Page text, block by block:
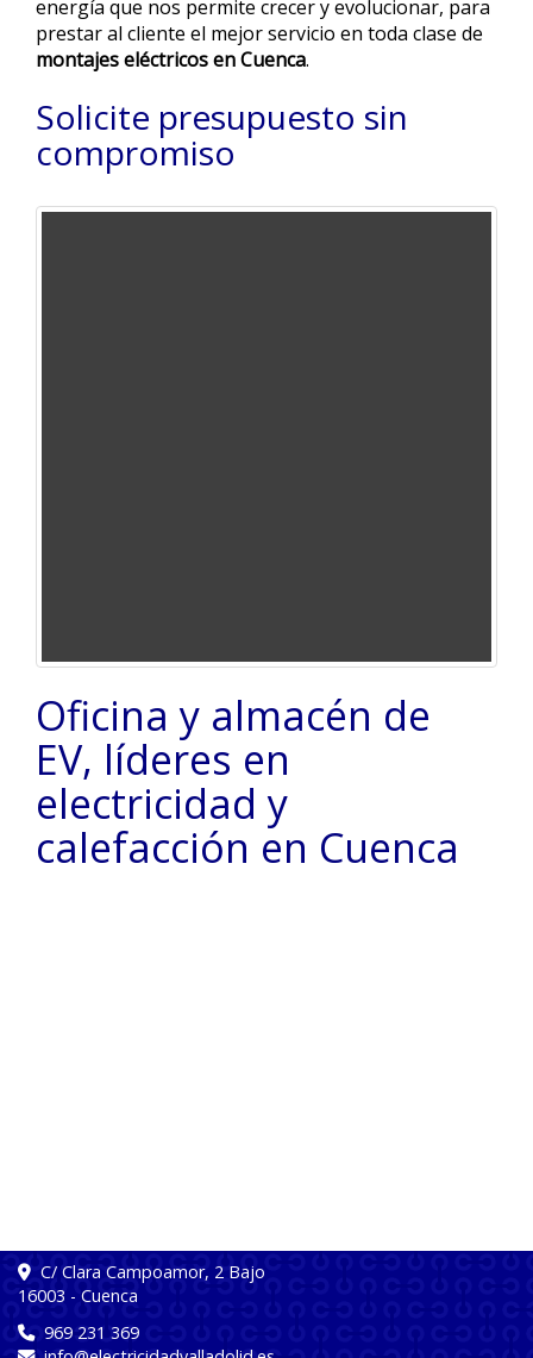
energía que nos permite crecer y evolucionar, para
prestar al cliente el mejor servicio en toda clase de
montajes eléctricos en Cuenca.
Solicite presupuesto sin
compromiso
Oficina y almacén de
EV, líderes en
electricidad y
calefacción en Cuenca
C/ Clara Campoamor, 2 Bajo
16003 - Cuenca
969 231 369